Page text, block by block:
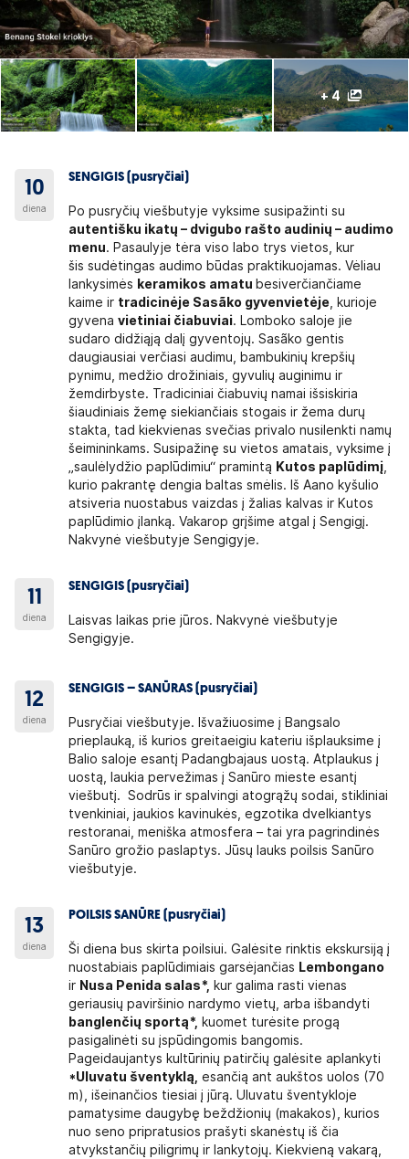
+ 4
10
diena
SENGIGIS (pusryčiai)
Po pusryčių viešbutyje vyksime susipažinti su
autentišku ikatų – dvigubo rašto audinių – audimo
menu. Pasaulyje tėra viso labo trys vietos, kur
šis sudėtingas audimo būdas praktikuojamas. Vėliau
lankysimės keramikos amatu besiverčiančiame
kaime ir tradicinėje Sasãko gyvenvietėje , kurioje
gyvenavietiniai čiabuviai. Lomboko saloje jie
sudaro didžiąją dalį gyventojų. Sasãko gentis
daugiausiai verčiasi audimu, bambukinių krepšių
pynimu, medžio drožiniais, gyvulių auginimu ir
žemdirbyste. Tradiciniai čiabuvių namai išsiskiria
šiaudiniais žemę siekiančiais stogais ir žema durų
stakta, tad kiekvienas svečias privalo nusilenkti namų
šeimininkams. Susipažinę su vietos amatais, vyksime į
„saulėlydžio paplūdimiu“ pramintą Kutos paplūdimį
kurio pakrantę dengia baltas smėlis. Iš Aano kyšulio
atsiveria nuostabus vaizdas į žalias kalvas ir Kutos
paplūdimio įlanką. Vakarop grįšime atgal į Sengigį.
Nakvynė viešbutyje Sengigyje.
11
diena
SENGIGIS (pusryčiai)
Laisvas laikas prie jūros. Nakvynė viešbutyje
Sengigyje.
12
diena
SENGIGIS – SANŪRAS (pusryčiai)
Pusryčiai viešbutyje. Išvažiuosime į Bangsalo
prieplauką, iš kurios greitaeigiu kateriu išplauksime į
Balio saloje esantį Padangbajaus uostą. Atplaukus į
uostą, laukia pervežimas į Sanūro mieste esantį
viešbutį. Sodrūs ir spalvingi atogrąžų sodai, stikliniai
tvenkiniai, jaukios kavinukės, egzotika dvelkiantys
restoranai, meniška atmosfera – tai yra pagrindinės
Sanūro grožio paslaptys. Jūsų lauks poilsis Sanūro
viešbutyje.
13
diena
POILSIS SANŪRE (pusryčiai)
Ši diena bus skirta poilsiui. Galėsite rinktis ekskursiją į
nuostabiais paplūdimiais garsėjančias Lembongano
ir Nusa Penida salas*, kur galima rasti vienas
geriausių paviršinio nardymo vietų, arba išbandyti
banglenčių sportą*, kuomet turėsite progą
pasigalinėti su įspūdingomis bangomis.
Pageidaujantys kultūrinių patirčių galėsite aplankyti
*Uluvatu šventyklą, esančią ant aukštos uolos (70
m), išeinančios tiesiai į jūrą. Uluvatu šventykloje
pamatysime daugybę beždžionių (makakos), kurios
nuo seno pripratusios prašyti skanėstų iš čia
atvykstančių piligrimų ir lankytojų. Kiekvieną vakarą,